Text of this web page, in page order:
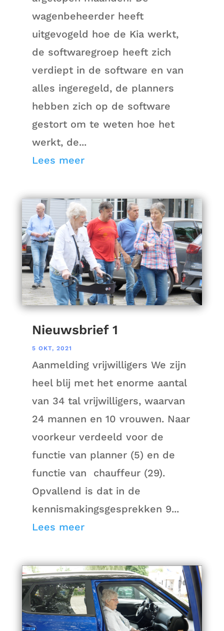
wagenbeheerder heeft
uitgevogeld hoe de Kia werkt,
de softwaregroep heeft zich
verdiept in de software en van
alles ingeregeld, de planners
hebben zich op de software
gestort om te weten hoe het
werkt, de...
Lees meer
Nieuwsbrief 1
5 OKT, 2021
Aanmelding vrijwilligers We zijn
heel blij met het enorme aantal
van 34 tal vrijwilligers, waarvan
24 mannen en 10 vrouwen. Naar
voorkeur verdeeld voor de
functie van planner (5) en de
functie van chauffeur (29).
Opvallend is dat in de
kennismakingsgesprekken 9...
Lees meer